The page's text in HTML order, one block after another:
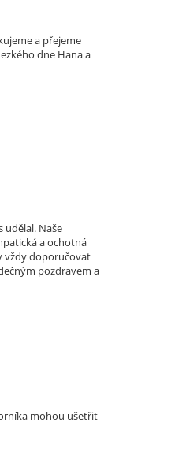
a přejeme
dne Hana a
udělal. Naše
a ochotná
vždy doporučovat
pozdravem a
mohou ušetřit